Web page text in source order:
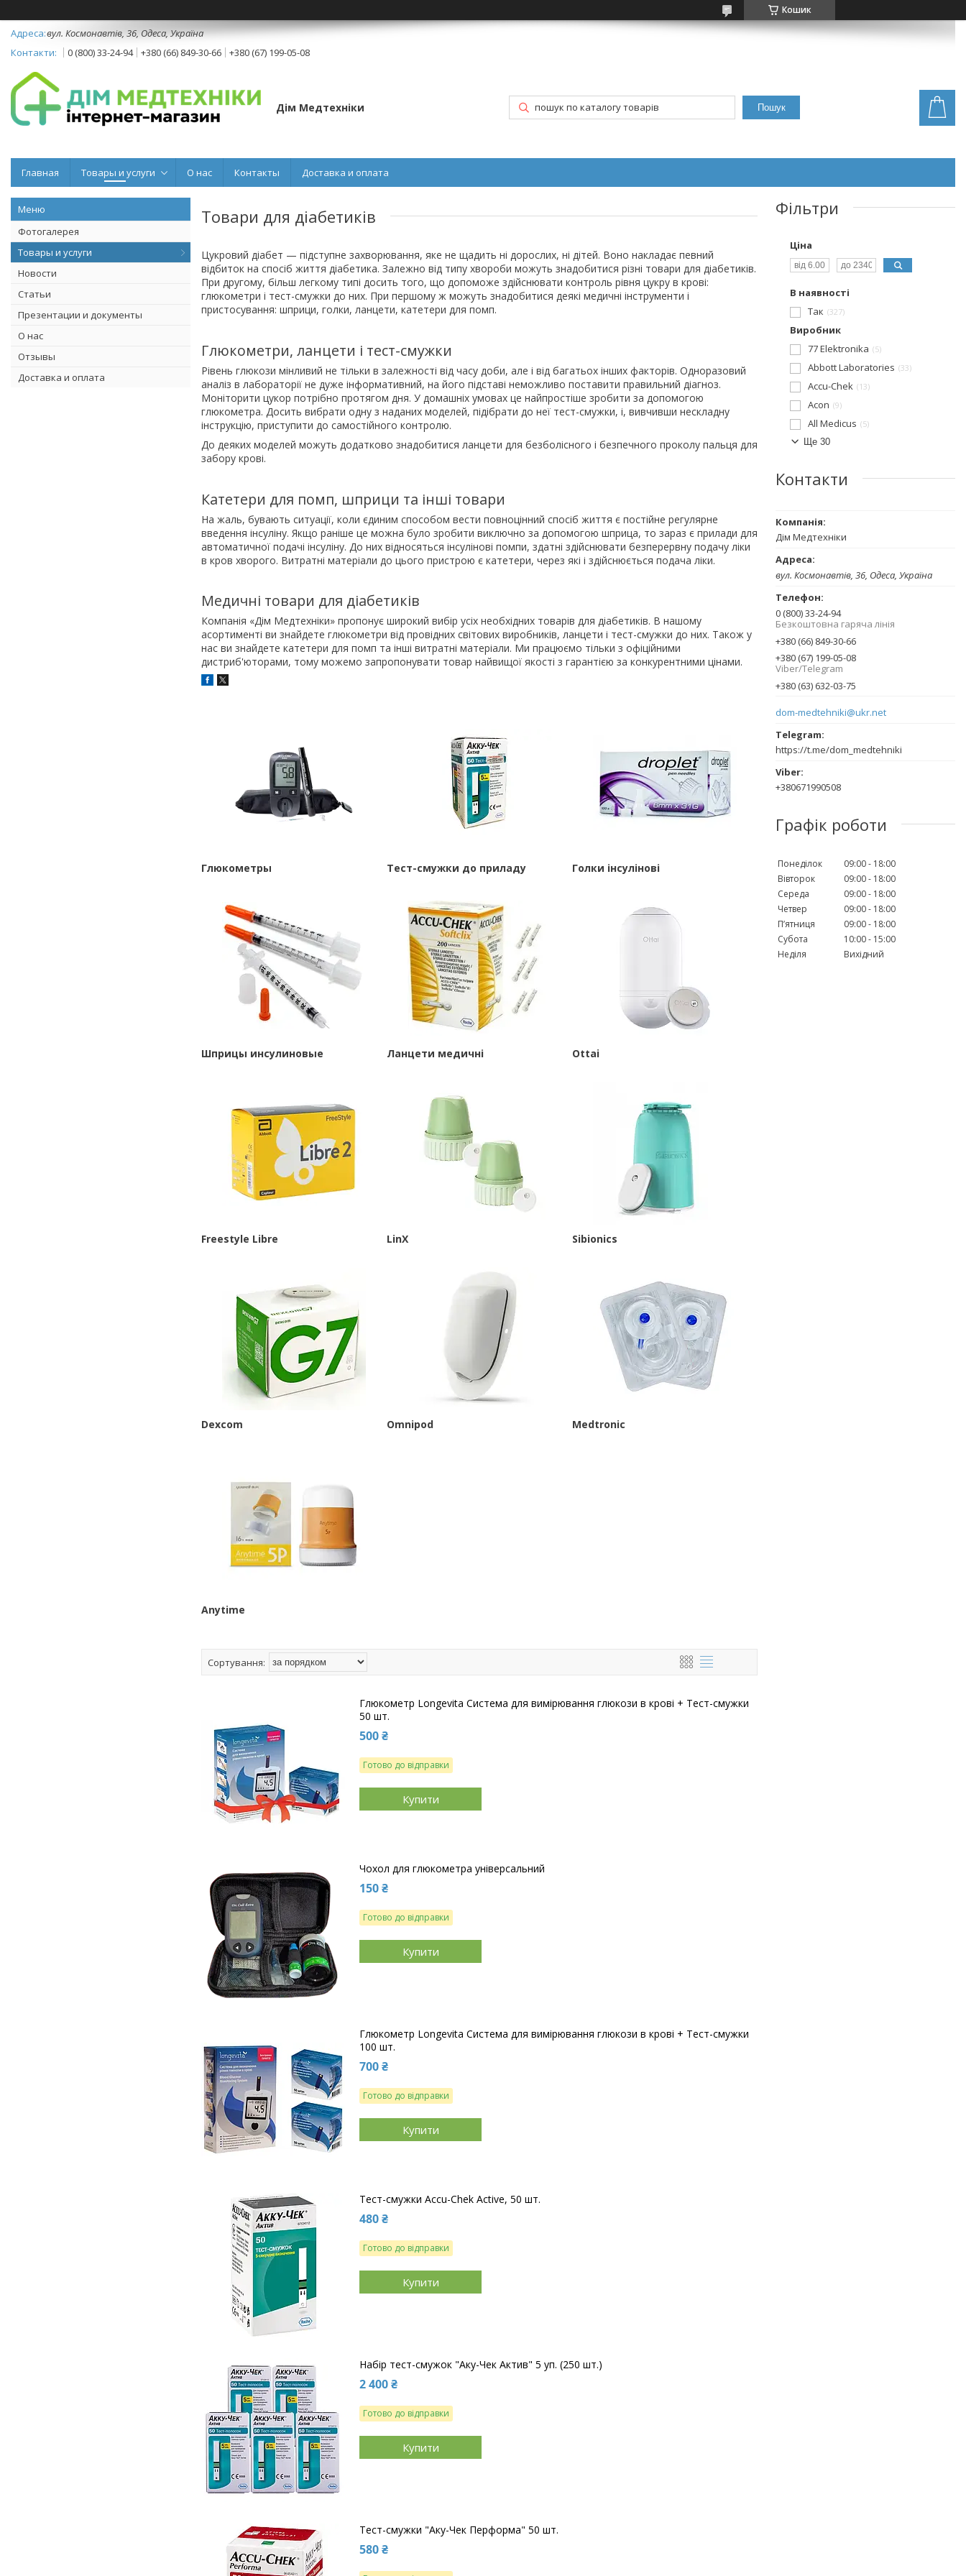
Кошик
вул. Космонавтів, 36, Одеса, Україна
0 (800) 33-24-94
+380 (66) 849-30-66 +380 (67) 199-05-08
Дім Медтехніки Пошук
Главная Товары и услуги О нас Контакты Доставка и оплата
Фотогалерея
Товары и услуги
Новости
Статьи
Презентации и документы
О нас
Отзывы
Доставка и оплата
Товари для діабетиків
Цукровий діабет — підступне захворювання, яке не щадить ні дорослих, ні дітей. Воно накладає певний
відбиток на спосіб життя діабетика. Залежно від типу хвороби можуть знадобитися різні товари для діабетиків.
При другому, більш легкому типі досить того, що допоможе здійснювати контроль рівня цукру в крові:
глюкометри і тест-смужки до них. При першому ж можуть знадобитися деякі медичні інструменти і
пристосування: шприци, голки, ланцети, катетери для помп.
Глюкометри, ланцети і тест-смужки
Рівень глюкози мінливий не тільки в залежності від часу доби, але і від багатьох інших факторів. Одноразовий
аналіз в лабораторії не дуже інформативний, на його підставі неможливо поставити правильний діагноз.
Моніторити цукор потрібно протягом дня. У домашніх умовах це найпростіше зробити за допомогою
глюкометра. Досить вибрати одну з наданих моделей, підібрати до неї тест-смужки, і, вивчивши нескладну
інструкцію, приступити до самостійного контролю.
До деяких моделей можуть додатково знадобитися ланцети для безболісного і безпечного проколу пальця для
забору крові.
Катетери для помп, шприци та інші товари
На жаль, бувають ситуації, коли єдиним способом вести повноцінний спосіб життя є постійне регулярне
введення інсуліну. Якщо раніше це можна було зробити виключно за допомогою шприца, то зараз є прилади для
автоматичної подачі інсуліну. До них відносяться інсулінові помпи, здатні здійснювати безперервну подачу ліки
в кров хворого. Витратні матеріали до цього пристрою є катетери, через які і здійснюється подача ліки.
Медичні товари для діабетиків
Компанія «Дім Медтехніки» пропонує широкий вибір усіх необхідних товарів для діабетиків. В нашому
асортименті ви знайдете глюкометри від провідних світових виробників, ланцети і тест-смужки до них. Також у
нас ви знайдете катетери для помп та інші витратні матеріали. Ми працюємо тільки з офіційними
дистриб'юторами, тому можемо запропонувати товар найвищої якості з гарантією за конкурентними цінами.
Глюкометры Тест-смужки до приладу Голки інсулінові
Шприцы инсулиновые Ланцети медичні Ottai
Freestyle Libre LinX Sibionics
Dexcom Omnipod Medtronic
Anytime
Глюкометр Longevita Система для вимірювання глюкози в крові + Тест-смужки
50 шт.
500 ₴
Готово до відправки
Купити
Чохол для глюкометра універсальний
150 ₴
Готово до відправки
Купити
Глюкометр Longevita Система для вимірювання глюкози в крові + Тест-смужки
100 шт.
700 ₴
Готово до відправки
Купити
Тест-смужки Accu-Chek Active, 50 шт.
480 ₴
Готово до відправки
Купити
Набір тест-смужок "Аку-Чек Актив" 5 уп. (250 шт.)
2 400 ₴
Готово до відправки
Купити
Тест-смужки "Аку-Чек Перформа" 50 шт.
580 ₴
Фільтри
Ціна
В наявності
Так
327
Виробник
77 Elektronika
5
Abbott Laboratories 33
Accu-Chek 13
Acon 9
All Medicus
5
Ще 30
Контакти
Дім Медтехніки
вул. Космонавтів, 36, Одеса, Україна
0 (800) 33-24-94
Безкоштовна гаряча лінія
+380 (66) 849-30-66
+380 (67) 199-05-08
Viber/Telegram
+380 (63) 632-03-75
dom-medtehniki@ukr.net
https://t.me/dom_medtehniki
+380671990508
Графік роботи
Понеділок 09:00
18:00
Вівторок
09:00
18:00
Середа
09:00
18:00
Четвер
09:00
18:00
Пʼятниця
09:00
18:00
Субота
10:00
15:00
Неділя
Вихідний